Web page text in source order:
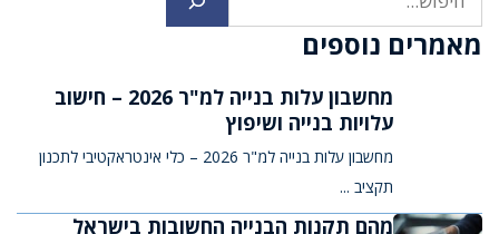
מאמרים נוספים
מחשבון עלות בנייה למ"ר 2026 – חישוב
עלויות בנייה ושיפוץ
מחשבון עלות בנייה למ"ר 2026 – כלי אינטראקטיבי לתכנון
תקציב ...
מהם תקנות הבנייה החשובות בישראל